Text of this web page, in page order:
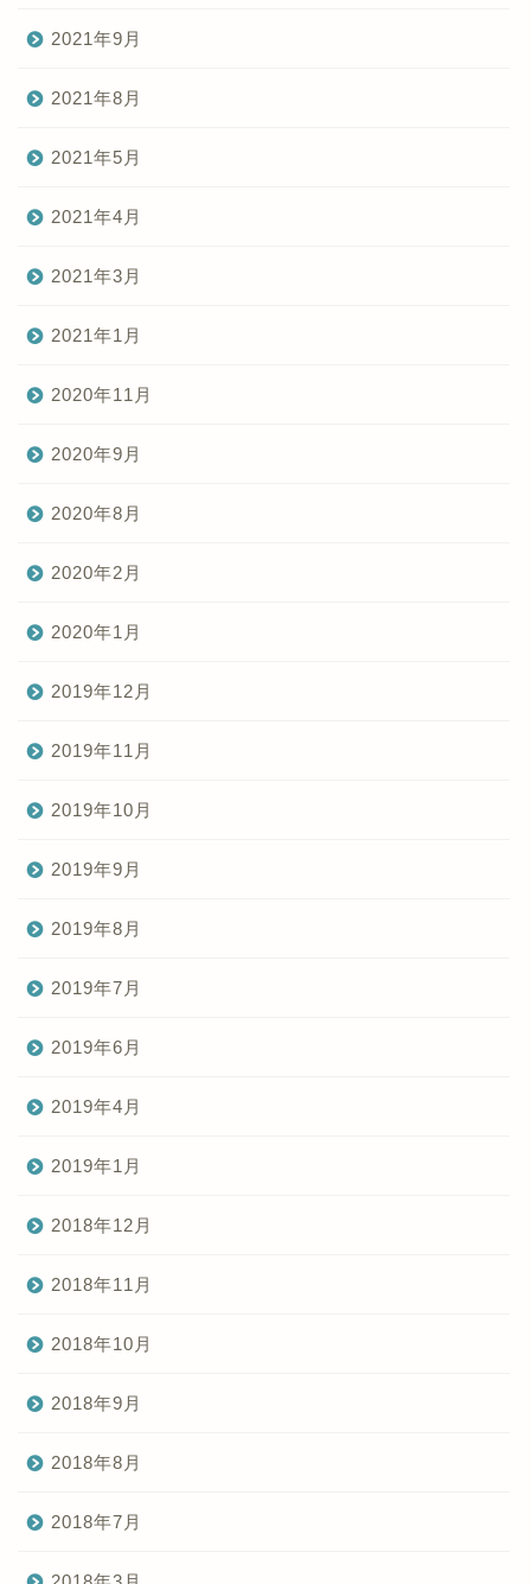
2021年9月
2021年8月
2021年5月
2021年4月
2021年3月
2021年1月
2020年11月
2020年9月
2020年8月
2020年2月
2020年1月
2019年12月
2019年11月
2019年10月
2019年9月
2019年8月
2019年7月
2019年6月
2019年4月
2019年1月
2018年12月
2018年11月
2018年10月
2018年9月
2018年8月
2018年7月